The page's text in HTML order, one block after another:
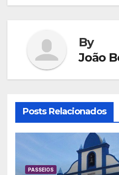
By
João
Posts Relacionados
PASSEIOS